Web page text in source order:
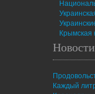
Крымская
Каждый